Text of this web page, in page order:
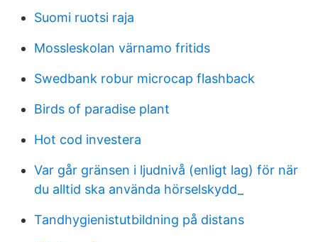
Suomi ruotsi raja
Mossleskolan värnamo fritids
Swedbank robur microcap flashback
Birds of paradise plant
Hot cod investera
Var går gränsen i ljudnivå (enligt lag) för när
du alltid ska använda hörselskydd_
Tandhygienistutbildning på distans